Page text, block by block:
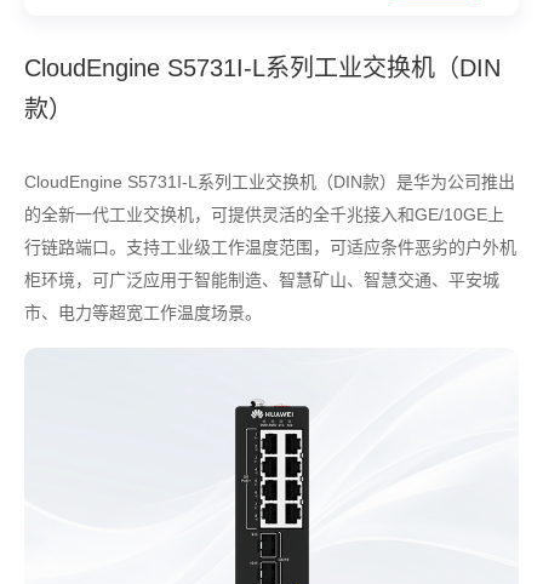
CloudEngine S5731I-L系列工业交换机（DIN
款）
CloudEngine S5731I-L系列工业交换机（DIN款）是华为公司推出
的全新一代工业交换机，可提供灵活的全千兆接入和GE/10GE上
行链路端口。支持工业级工作温度范围，可适应条件恶劣的户外机
柜环境，可广泛应用于智能制造、智慧矿山、智慧交通、平安城
市、电力等超宽工作温度场景。